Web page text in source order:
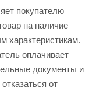
покупателю
на наличие
характеристикам.
оплачивает
документы и
от